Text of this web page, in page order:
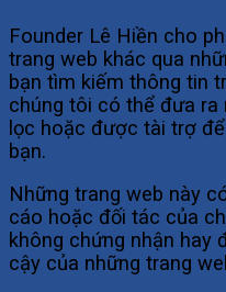
Founder Lê Hiền cho
trang web khác qua
bạn tìm kiếm thông tin
chúng tôi có thể đưa
lọc hoặc được tài trợ
bạn.
Những trang web này
cáo hoặc đối tác của
không chứng nhận hay
cậy của những trang